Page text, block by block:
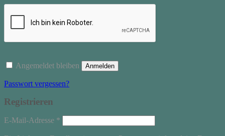
Angemeldet bleiben Anmelden
Passwort vergessen?
Registrieren
E-Mail-Adresse *